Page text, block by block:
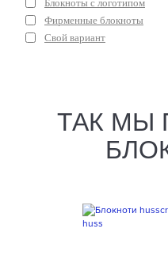
Блокноты с логотипом
Фирменные блокноты
Свой вариант
ТАК МЫ